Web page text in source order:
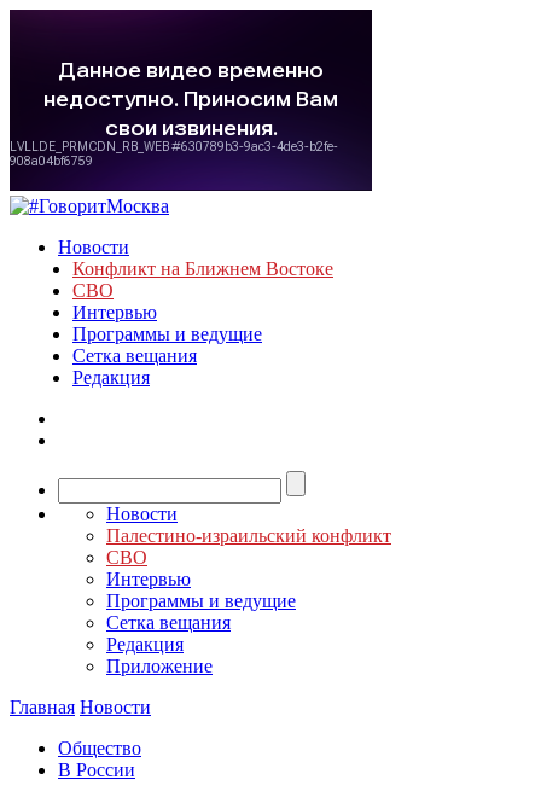
Новости
Конфликт на Ближнем Востоке
СВО
Интервью
Программы и ведущие
Сетка вещания
Редакция
Новости
Палестино-израильский конфликт
СВО
Интервью
Программы и ведущие
Сетка вещания
Редакция
Приложение
Главная Новости
Общество
В России